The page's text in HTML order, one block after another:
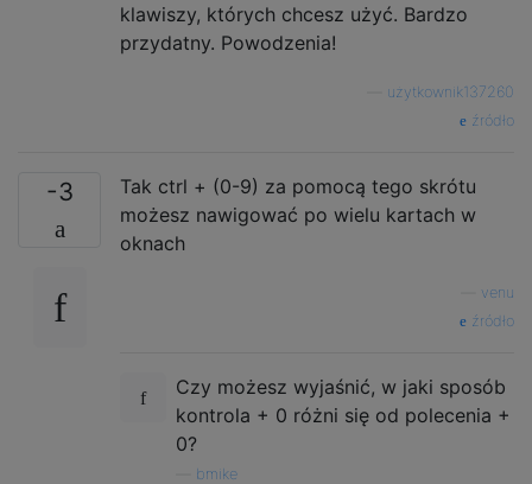
klawiszy, których chcesz użyć. Bardzo
przydatny. Powodzenia!
użytkownik137260
źródło
-3
Tak ctrl + (0-9) za pomocą tego skrótu
możesz nawigować po wielu kartach w
oknach
venu
źródło
Czy możesz wyjaśnić, w jaki sposób
kontrola + 0 różni się od polecenia +
0?
bmike